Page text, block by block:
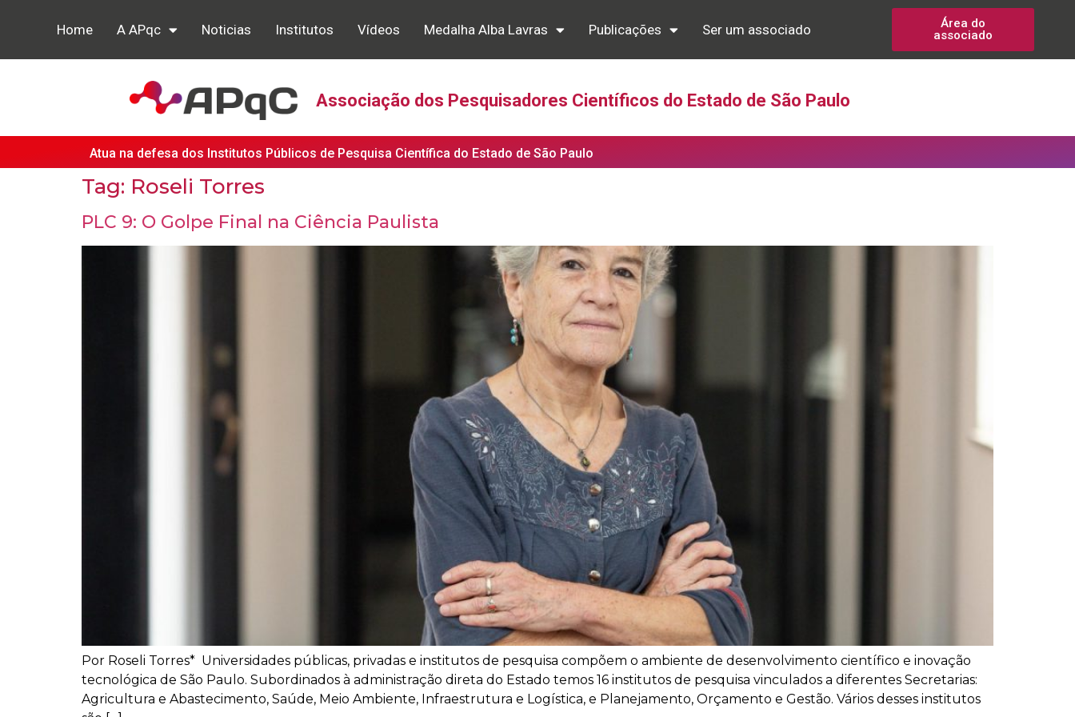
Home A APqc Noticias Institutos Vídeos Medalha Alba Lavras Publicações Ser um associado
Área do
associado
Associação dos Pesquisadores Científicos do Estado de São Paulo
Atua na defesa dos Institutos Públicos de Pesquisa Científica do Estado de São Paulo
Tag: Roseli Torres
PLC 9: O Golpe Final na Ciência Paulista
Por Roseli Torres* Universidades públicas, privadas e institutos de pesquisa compõem o ambiente de desenvolvimento científico e inovação
tecnológica de São Paulo. Subordinados à administração direta do Estado temos 16 institutos de pesquisa vinculados a diferentes Secretarias:
Agricultura e Abastecimento, Saúde, Meio Ambiente, Infraestrutura e Logística, e Planejamento, Orçamento e Gestão. Vários desses institutos